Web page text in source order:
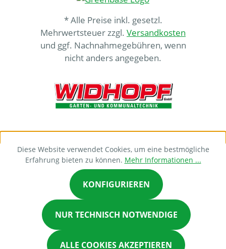
* Alle Preise inkl. gesetzl.
Mehrwertsteuer zzgl. Versandkosten
und ggf. Nachnahmegebühren, wenn
nicht anders angegeben.
Diese Website verwendet Cookies, um eine bestmögliche
Erfahrung bieten zu können. Mehr Informationen ...
NUR TECHNISCH NOTWENDIGE
KONFIGURIEREN
ALLE COOKIES AKZEPTIEREN